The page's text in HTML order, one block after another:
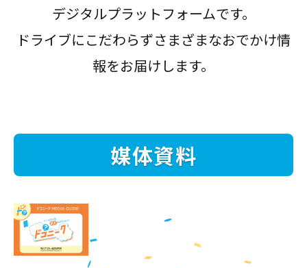
デジタルプラットフォームです。
ドライブにこだわらずさまざまなおでかけ情
報をお届けします。
媒体資料